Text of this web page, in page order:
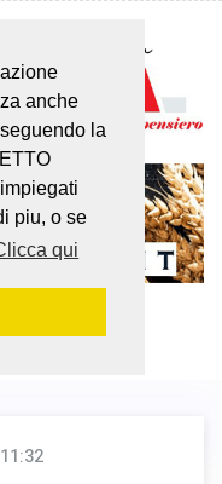
anche
la
piu, o se
qui